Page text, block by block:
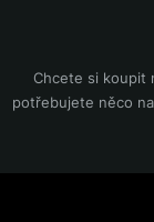
contentChcete si koupit
potřebujete něco